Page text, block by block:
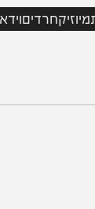
חרדיםוידאו